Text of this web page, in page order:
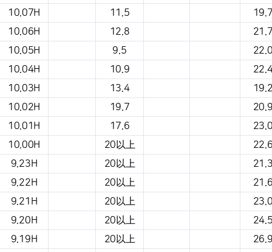
10.07H
11.5
10.06H
12.8
10.05H
9.5
10.04H
10.9
10.03H
13.4
10.02H
19.7
10.01H
17.6
10.00H
20以上
9.23H
20以上
9.22H
20以上
9.21H
20以上
9.20H
20以上
9.19H
20以上